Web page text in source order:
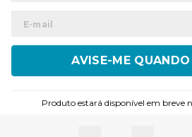
ENVIAR
Produto estará disponível em breve